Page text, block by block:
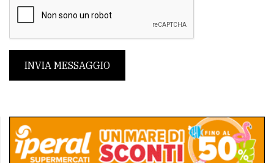
INVIA MESSAGGIO